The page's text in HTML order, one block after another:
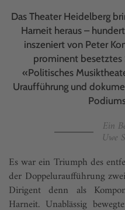
Das Theater Heidelberg
Harneit heraus –
inszeniert von Peter
prominent
«Politisches
Uraufführung und
Ein
Uwe
Es war ein Triumph des
der Doppeluraufführung
Dirigent denn als
Harneit. Unablässig